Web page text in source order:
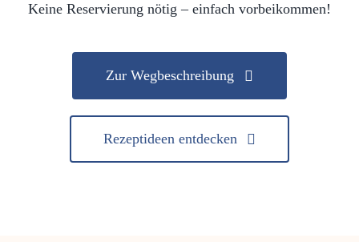
Keine Reservierung nötig – einfach vorbeikommen!
Zur Wegbeschreibung
Rezeptideen entdecken